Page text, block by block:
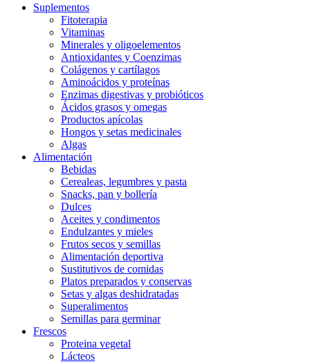
Suplementos
Fitoterapia
Vitaminas
Minerales y oligoelementos
Antioxidantes y Coenzimas
Colágenos y cartílagos
Aminoácidos y proteínas
Enzimas digestivas y probióticos
Ácidos grasos y omegas
Productos apícolas
Hongos y setas medicinales
Algas
Alimentación
Bebidas
Cerealeas, legumbres y pasta
Snacks, pan y bollería
Dulces
Aceites y condimentos
Endulzantes y mieles
Frutos secos y semillas
Alimentación deportiva
Sustitutivos de comidas
Platos preparados y conservas
Setas y algas deshidratadas
Superalimentos
Semillas para germinar
Frescos
Proteina vegetal
Lácteos